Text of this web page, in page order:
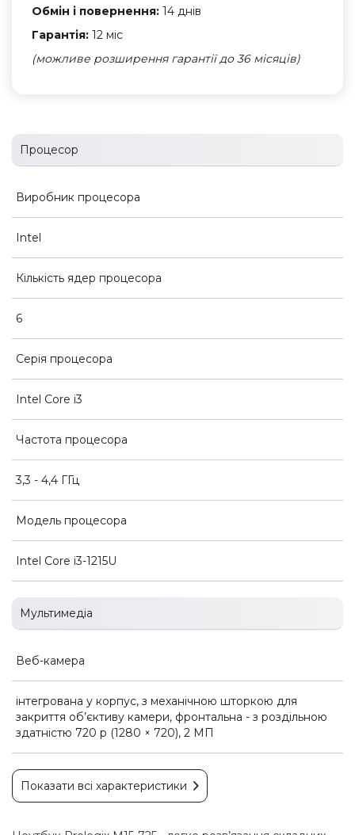
Обмін і повернення: 14 днів
Гарантія: 12 міс
(можливе розширення гарантії до 36 місяців)
Процесор
Виробник процесора
Intel
Кількість ядер процесора
6
Серія процесора
Intel Core i3
Частота процесора
3,3 - 4,4 ГГц
Модель процесора
Intel Core i3-1215U
Мультимедіа
Веб-камера
інтегрована у корпус, з механічною шторкою для
закриття об’єктиву камери, фронтальна - з роздільною
здатністю 720 p (1280 × 720), 2 МП
Показати всі характеристики